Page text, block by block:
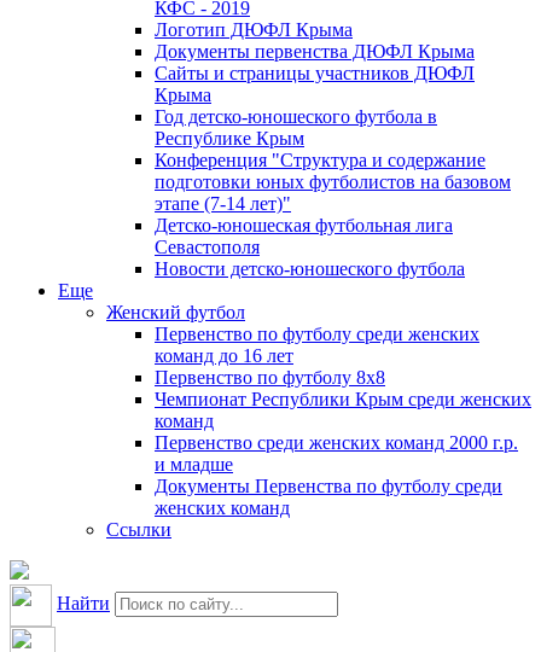
КФС - 2019
Логотип ДЮФЛ Крыма
Документы первенства ДЮФЛ Крыма
Сайты и страницы участников ДЮФЛ
Крыма
Год детско-юношеского футбола в
Республике Крым
Конференция "Структура и содержание
подготовки юных футболистов на базовом
этапе (7-14 лет)"
Детско-юношеская футбольная лига
Севастополя
Новости детско-юношеского футбола
Еще
Женский футбол
Первенство по футболу среди женских
команд до 16 лет
Первенство по футболу 8х8
Чемпионат Республики Крым среди женских
команд
Первенство среди женских команд 2000 г.р.
и младше
Документы Первенства по футболу среди
женских команд
Ссылки
Найти